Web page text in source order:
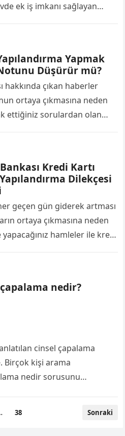
ek iş imkanı sağlayan
Yapmak
Düşürür mü?
hakkında çıkan haberler
ortaya çıkmasına neden
ettiğiniz sorulardan olan
Kredi Kartı
Dilekçesi
geçen gün giderek artması
ortaya çıkmasına neden
hamleler ile kredi
nedir?
cinsel çapalama
Birçok kişi arama
nedir sorusunu
38 Sonraki